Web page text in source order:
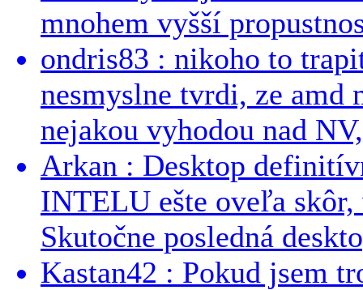
mnohem vyšší
ondris83 : nikoho to
nesmyslne tvrdi, ze
nejakou vyhodou nad
Arkan : Desktop
INTELU ešte oveľa
Skutočne posledná
Kastan42 : Pokud jsem